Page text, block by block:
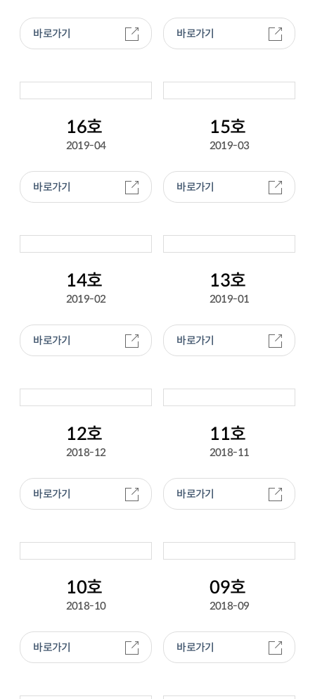
바로가기 바로가기
16호
2019-04
바로가기
15호
2019-03
바로가기
14호
2019-02
바로가기
13호
2019-01
바로가기
12호
2018-12
바로가기
11호
2018-11
바로가기
10호
2018-10
바로가기
09호
2018-09
바로가기